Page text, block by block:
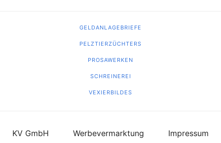
GELDANLAGEBRIEFE
PELZTIERZÜCHTERS
PROSAWERKEN
SCHREINEREI
VEXIERBILDES
KV GmbH Werbevermarktung Impressum